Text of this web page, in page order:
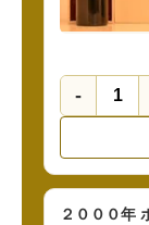
-
２０００年